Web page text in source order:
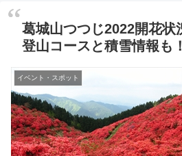
葛城山つつじ2022開花状
登山コースと積雪情報も！
イベント・スポット